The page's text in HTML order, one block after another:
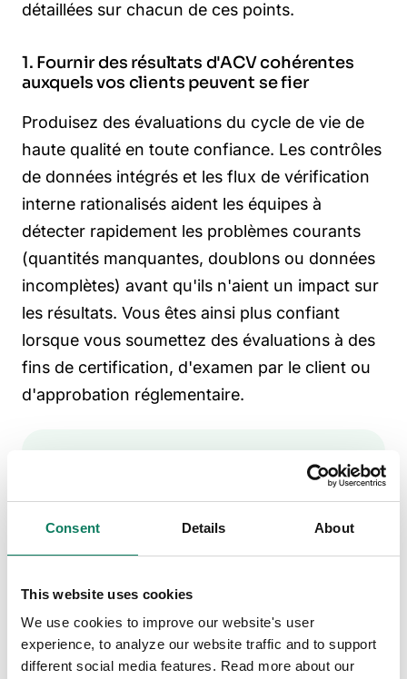
Consent Details About
This website uses cookies
We use cookies to improve our website's user
experience, to analyze our website traffic and to support
different social media features. Read more about our
détaillées sur chacun de ces points.
1. Fournir des résultats d'ACV cohérentes
auxquels vos clients peuvent se fier
Produisez des évaluations du cycle de vie de
haute qualité en toute confiance. Les contrôles
de données intégrés et les flux de vérification
interne rationalisés aident les équipes à
détecter rapidement les problèmes courants
(quantités manquantes, doublons ou données
incomplètes) avant qu'ils n'aient un impact sur
les résultats. Vous êtes ainsi plus confiant
lorsque vous soumettez des évaluations à des
fins de certification, d'examen par le client ou
d'approbation réglementaire.
réduction de 30 % des émissions de
En savoir plus